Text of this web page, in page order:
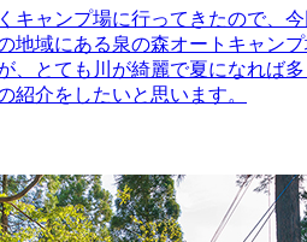
キャンプ場に行ってきたので、
地域にある泉の森オートキャン
、とても川が綺麗で夏になれば
紹介をしたいと思います。